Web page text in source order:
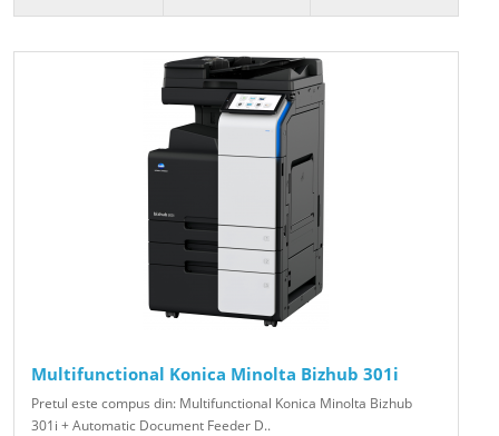
Multifunctional Konica Minolta Bizhub 301i
Pretul este compus din: Multifunctional Konica Minolta Bizhub
301i + Automatic Document Feeder D..